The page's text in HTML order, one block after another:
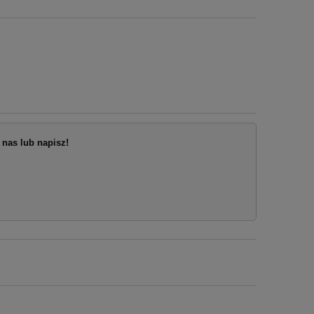
lub napisz!